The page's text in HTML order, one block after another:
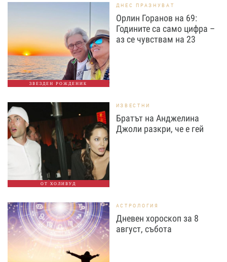
ЗВЕЗДЕН РОЖДЕНИК
ДНЕС ПРАЗНУВАТ
Орлин Горанов на 69:
Годините са само цифра –
аз се чувствам на 23
ОТ ХОЛИВУД
ИЗВЕСТНИ
Братът на Анджелина
Джоли разкри, че е гей
АСТРОЛОГИЯ
Дневен хороскоп за 8
август, събота